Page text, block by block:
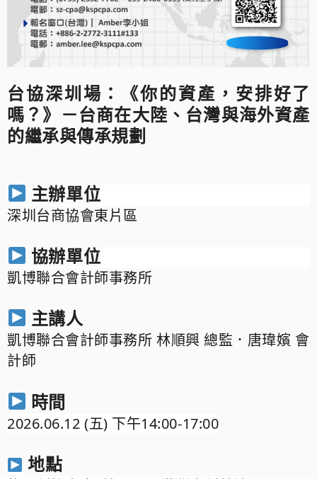
台協深圳場：
《你的資產，安排好了
嗎？》－台商在大陸、台灣與海外資產
的繼承與傳承規劃
主辦單位
深圳台商協會東片區
協辦單位
凱博聯合會計師事務所
主講人
凱博聯合會計師事務所 林順興 總監． 唐瑋嬪 會
計師
時間
2026.06.12 (五) 下午14:00-17:00
地點